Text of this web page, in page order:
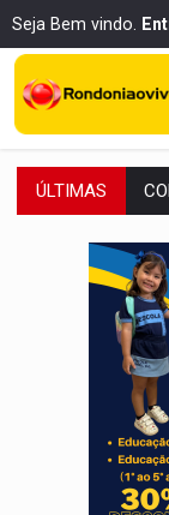
Seja Bem vindo.
ÚLTIMAS